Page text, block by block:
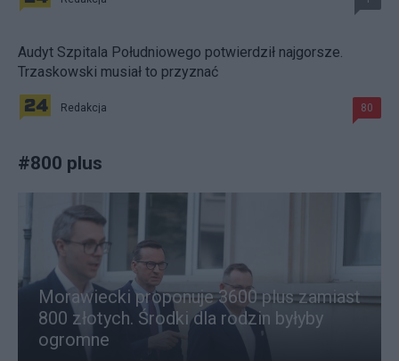
Audyt Szpitala Południowego potwierdził najgorsze.
Trzaskowski musiał to przyznać
Redakcja 80
#800 plus
Morawiecki proponuje 3600 plus zamiast
800 złotych. Środki dla rodzin byłyby
ogromne